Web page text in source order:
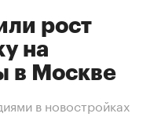
рост
на
в Москве
в новостройках